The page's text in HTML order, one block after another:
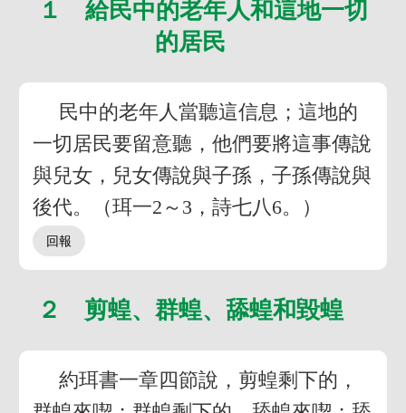
１ 給民中的老年人和這地一切
的居民
民中的老年人當聽這信息；這地的
一切居民要留意聽，他們要將這事傳說
與兒女，兒女傳說與子孫，子孫傳說與
後代。（珥一2～3，詩七八6。）
２ 剪蝗、群蝗、舔蝗和毀蝗
約珥書一章四節說，剪蝗剩下的，